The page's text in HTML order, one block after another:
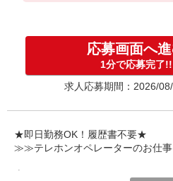
゜+゜・。○。・゜+゜・。○
入社祝い金10万円支給(規
お友達を紹介頂くと,
インセンティブ支給(規定有)
★月2回払い・週払い可能
゜・。○。・゜+゜・。○。・
応募画面へ
1分で応募完了!!
求人応募期間：2026/
★即日勤務OK！履歴書不要★
≫≫テレホンオペレーターのお仕